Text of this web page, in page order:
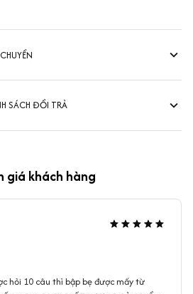
SÁCH ĐỔI TRẢ
giá khách hàng
hỏi 10 câu thì bập bẹ được mấy từ